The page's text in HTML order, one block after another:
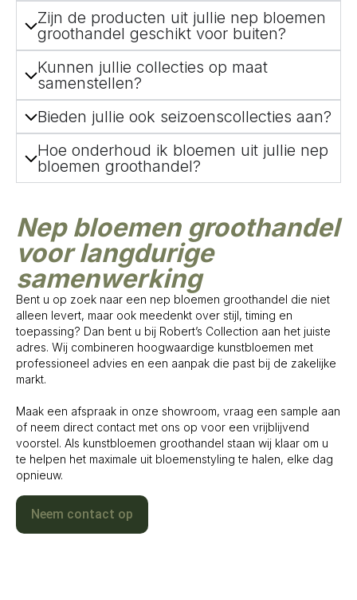
Zijn de producten uit jullie nep bloemen
groothandel geschikt voor buiten?
Kunnen jullie collecties op maat
samenstellen?
Bieden jullie ook seizoenscollecties aan?
Hoe onderhoud ik bloemen uit jullie nep
bloemen groothandel?
Nep bloemen groothandel
voor langdurige
samenwerking
Bent u op zoek naar een nep bloemen groothandel die niet
alleen levert, maar ook meedenkt over stijl, timing en
toepassing? Dan bent u bij Robert’s Collection aan het juiste
adres. Wij combineren hoogwaardige kunstbloemen met
professioneel advies en een aanpak die past bij de zakelijke
markt.
Maak een afspraak in onze showroom, vraag een sample aan
of neem direct contact met ons op voor een vrijblijvend
voorstel. Als kunstbloemen groothandel staan wij klaar om u
te helpen het maximale uit bloemenstyling te halen, elke dag
opnieuw.
Neem contact op